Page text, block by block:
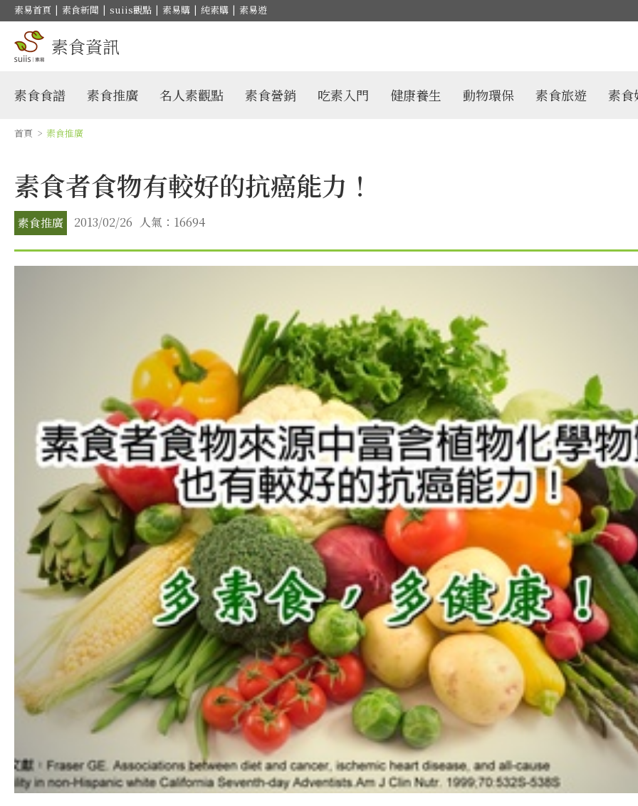
素易首頁 | 素食新聞 | suiis觀點 | 素易購 | 純素購 | 素易遊
素食資訊
素食食譜 素食推廣 名人素觀點 素食營銷 吃素入門 健康養生 動物環保 素食旅遊 素食
首頁 > 素食推廣
素食者食物有較好的抗癌能力！
素食推廣 2013/02/26 人氣：16694